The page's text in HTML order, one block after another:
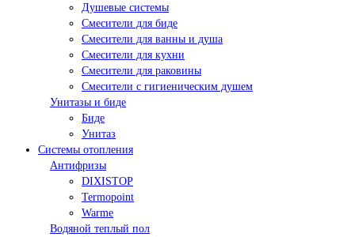
Душевые системы
Смесители для биде
Смесители для ванны и душа
Смесители для кухни
Смесители для раковины
Смесители с гигиеническим душем
Унитазы и биде
Биде
Унитаз
Системы отопления
Антифризы
DIXISTOP
Termopoint
Warme
Водяной теплый пол